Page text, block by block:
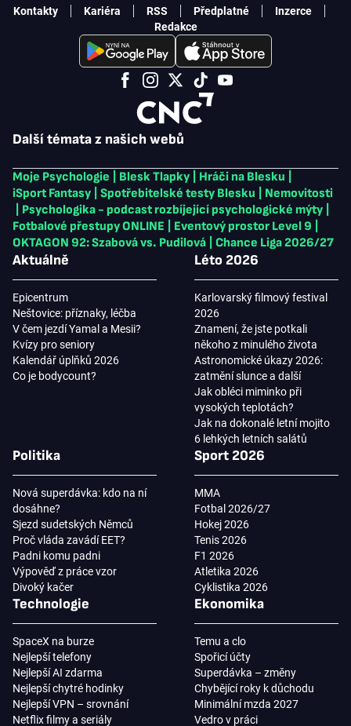
Další témata z našich webů
Moje Psychologie Blesk Tlapky Hráči na Blesku
iSport Fantasy
Spotřebitelské testy Blesku
Nemovitosti
Psychologika - podcast rozbíjející psychologické mýty
Fotbalové přestupy ONLINE
Eventový prostor Level 9
OKTAGON 92: Szabová vs. Pudilová
Chance Liga 2026/27
Aktuálně
Epicentrum
Neštovice: příznaky, léčba
V čem jezdí Yamal a Mesii?
Kvízy pro seniory
Kalendář úplňků 2026
Co je bodycount?
Léto 2026
Karlovarský filmový festival
2026
Znamení, že jste potkali
někoho z minulého života
Astronomické úkazy 2026:
zatmění slunce a další
Jak obléci miminko při
vysokých teplotách?
Jak na dokonalé letní mojito
6 lehkých letních salátů
Politika
Nová superdávka: kdo na ní
dosáhne?
Sjezd sudetských Němců
Proč vláda zavádí EET?
Padni komu padni
Výpověď z práce vzor
Divoký kačer
Sport 2026
MMA
Fotbal 2026/27
Hokej 2026
Tenis 2026
F1 2026
Atletika 2026
Cyklistika 2026
Technologie
SpaceX na burze
Nejlepší telefony
Nejlepší AI zdarma
Nejlepší chytré hodinky
Nejlepší VPN – srovnání
Netflix filmy a seriály
Ekonomika
Temu a clo
Spořicí účty
Superdávka – změny
Chybějící roky k důchodu
Minimální mzda 2027
Vedro v práci
Kontakty Kariéra RSS Předplatné
Inzerce
Redakce